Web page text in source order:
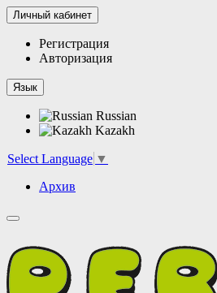
Личный кабинет
Регистрация
Авторизация
Язык
Russian
Kazakh
Select Language ▼
Архив